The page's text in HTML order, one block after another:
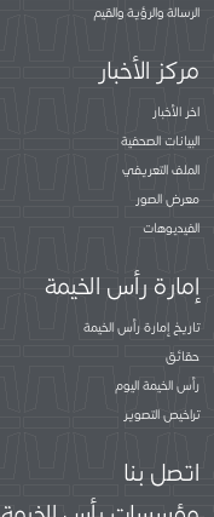
الرسالة والرؤية والقيم
مركز الأخبار
اخر الأخبار
البيانات الصحفية
الملف التعريفي
معرض الصور
الفيديوهات
إمارة رأس الخيمة
تاريخ إمارة رأس الخيمة
حقائق
رأس الخيمة اليوم
تراخيص التصوير
اتصل بنا